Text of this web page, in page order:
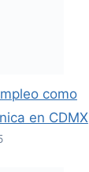
como
en CDMX